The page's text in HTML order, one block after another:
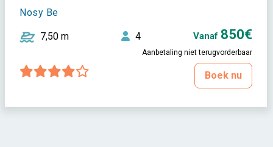
Nosy Be
7,50 m 4 Vanaf 850€
Aanbetaling niet terugvorderbaar
Boek nu